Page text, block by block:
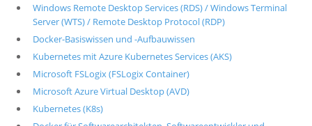
Windows Remote Desktop Services (RDS) / Windows Terminal
Server (WTS) / Remote Desktop Protocol (RDP)
Docker-Basiswissen und -Aufbauwissen
Kubernetes mit Azure Kubernetes Services (AKS)
Microsoft FSLogix (FSLogix Container)
Microsoft Azure Virtual Desktop (AVD)
Kubernetes (K8s)